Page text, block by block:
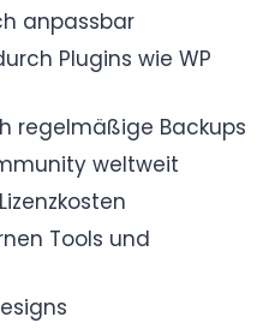
anpassbar
Plugins wie WP
regelmäßige Backups
weltweit
Tools und